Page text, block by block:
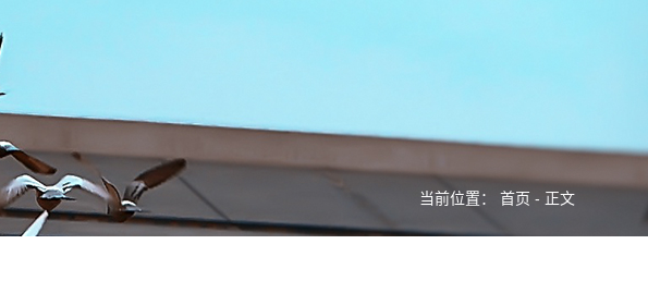
当前位置： 首页 - 正文